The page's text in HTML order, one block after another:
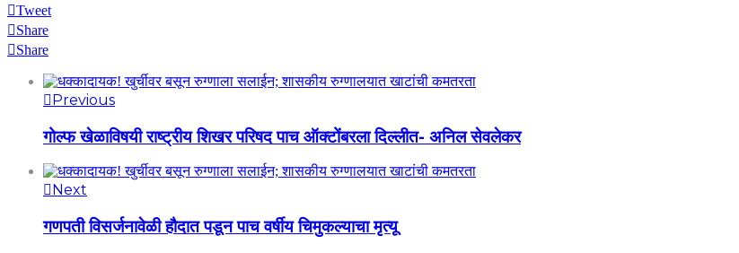
Tweet
Share
Share
Previous
गोल्फ खेळाविषयी राष्ट्रीय शिखर परिषद पाच ऑक्टोंबरला दिल्लीत- अनिल सेवलेकर
Next
गणपती विसर्जनावेळी हौदात पडून पाच वर्षीय चिमुकल्याचा मृत्यू